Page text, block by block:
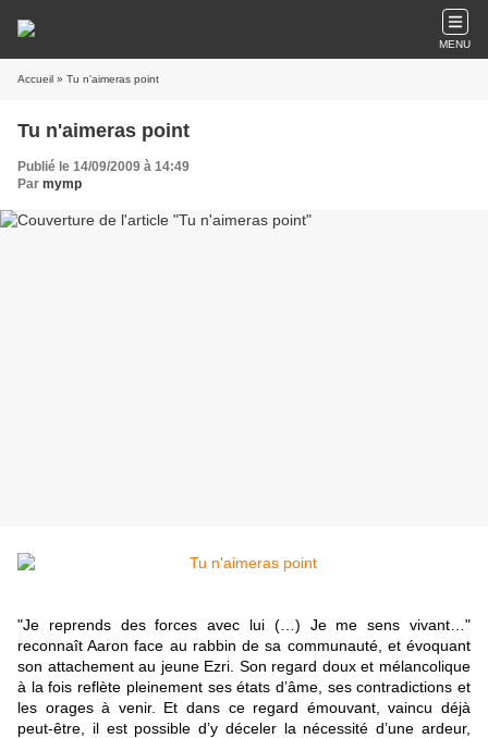
MENU
Accueil » Tu n'aimeras point
Tu n'aimeras point
Publié le 14/09/2009 à 14:49
Par mymp
"Je reprends des forces avec lui (…) Je me sens vivant…"
reconnaît Aaron face au rabbin de sa communauté, et évoquant
son attachement au jeune Ezri. Son regard doux et mélancolique
à la fois reflète pleinement ses états d’âme, ses contradictions et
les orages à venir. Et dans ce regard émouvant, vaincu déjà
peut-être, il est possible d’y déceler la nécessité d’une ardeur,